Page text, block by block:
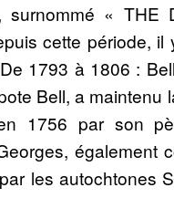
« THE
cette période, il
1793 à 1806 :
Bell, a maintenu
1756 par son
également
les autochtones